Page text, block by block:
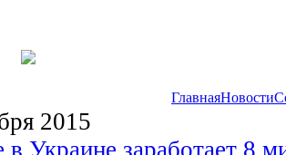
ГлавнаяНовости
2015
в Украине заработает 8